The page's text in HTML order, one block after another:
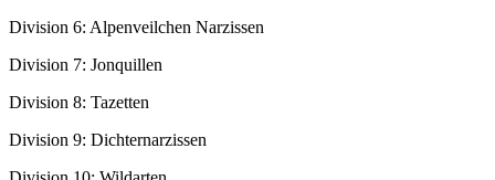
Division 6: Alpenveilchen Narzissen
Division 7: Jonquillen
Division 8: Tazetten
Division 9: Dichternarzissen